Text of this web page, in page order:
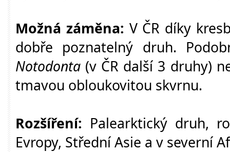
Možná záměna: V ČR díky
dobře poznatelný druh.
Notodonta (v ČR další 3 druhy)
tmavou obloukovitou skvrnu.
Rozšíření: Palearktický druh,
Evropy, Střední Asie a v severní